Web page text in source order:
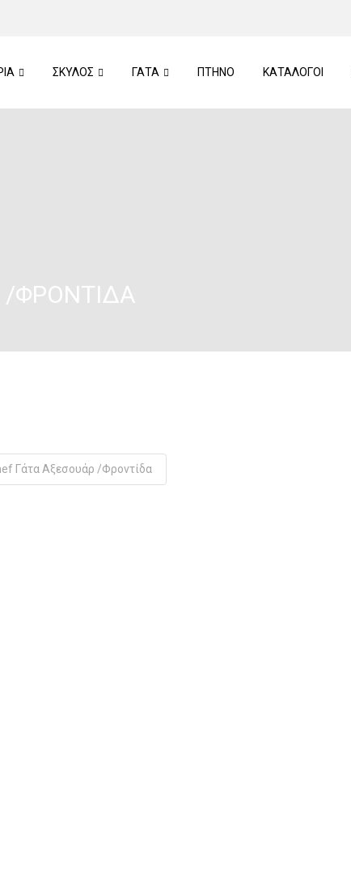
ΣΚΥΛΟΣ ΓΑΤΑ ΠTHNO ΚΑΤΑΛΟΓΟΙ
/ΦΡΟΝΤΊΔΑ
Γάτα Αξεσουάρ /Φροντίδα